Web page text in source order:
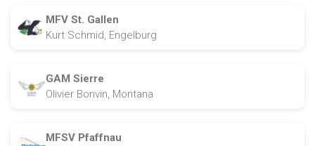
MFV St. Gallen
Kurt Schmid, Engelburg
GAM Sierre
Olivier Bonvin, Montana
MFSV Pfaffnau